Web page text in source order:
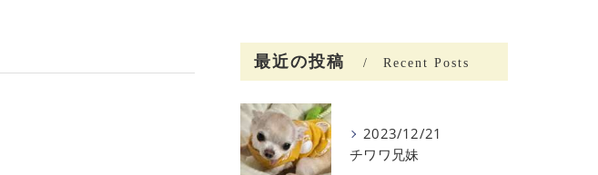
最近の投稿 Recent Posts
2023/12/21
チワワ兄妹